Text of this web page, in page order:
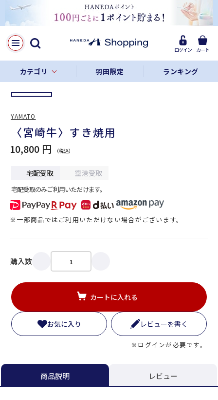
ログイン カート
カテゴリ 羽田限定 ランキング
LINE
Facebook
リンクをコピー
〈宮崎牛〉すき焼用
10,800 円
宅配受取 空港受取
宅配受取のみご利用いただけます。
※一部商品ではご利用いただけない場合がございます。
購入数
カートに入れる
お気に入り レビューを書く
※ログインが必要です。
YAMATO
商品説明 レビュー